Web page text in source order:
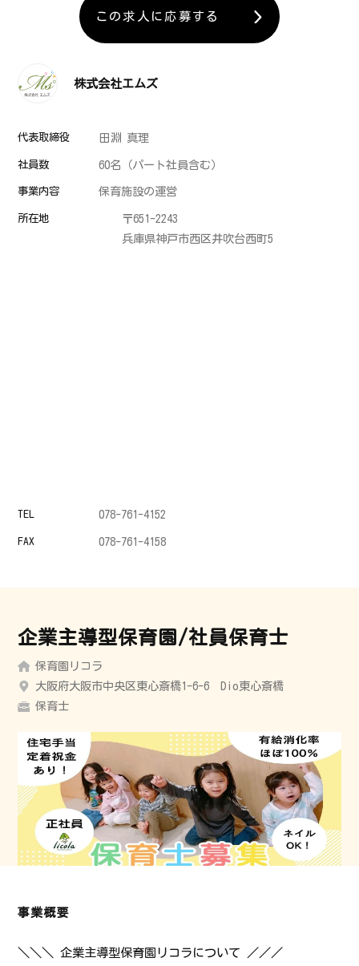
この求人に応募する
株式会社エムズ
代表取締役 田淵 真理
社員数 60名（パート社員含む）
事業内容 保育施設の運営
所在地
〒651-2243
兵庫県神戸市西区井吹台西町5
TEL 078-761-4152
FAX 078-761-4158
企業主導型保育園/社員保育士
保育園リコラ
大阪府大阪市中央区東心斎橋1-6-6 Dio東心斎橋
保育士
事業概要
＼＼＼ 企業主導型保育園リコラについて ／／／